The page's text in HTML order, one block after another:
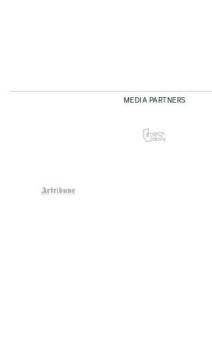
MEDIA PARTNERS